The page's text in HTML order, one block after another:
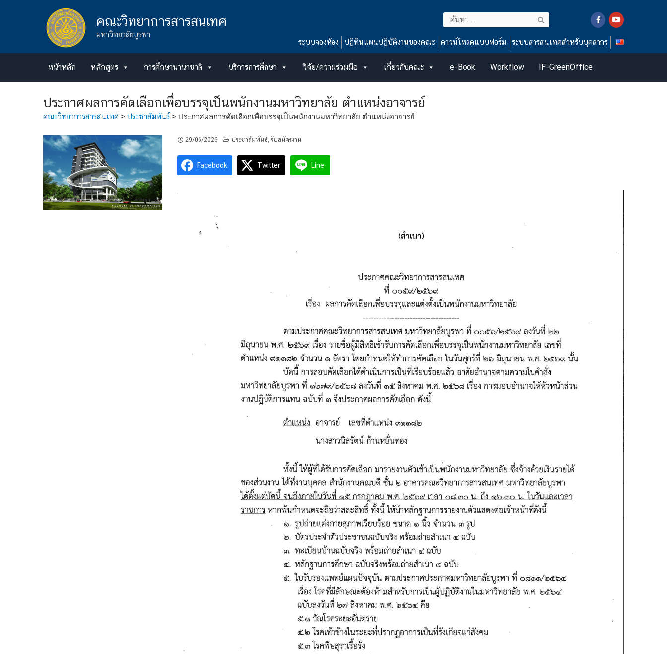
คณะวิทยาการสารสนเทศ
มหาวิทยาลัยบูรพา
ค้นหา
สำหรับ:
ระบบจองห้อง
ปฏิทินแผนปฏิบัติงานของคณะ ดาวน์โหลดแบบฟอร์ม ระบบสารสนเทศสำหรับบุคลากร
หน้าหลัก หลักสูตร การศึกษานานาชาติ บริการการศึกษา วิจัย/ความร่วมมือ เกี่ยวกับคณะ e-Book Workflow IF-GreenOffice
ประกาศผลการคัดเลือกเพื่อบรรจุเป็นพนักงานมหาวิทยาลัย ตำแหน่งอาจารย์
คณะวิทยาการสารสนเทศ > ประชาสัมพันธ์ > ประกาศผลการคัดเลือกเพื่อบรรจุเป็นพนักงานมหาวิทยาลัย ตำแหน่งอาจารย์
29/06/2026 ประชาสัมพันธ์ รับสมัครงาน
Facebook Twitter Line